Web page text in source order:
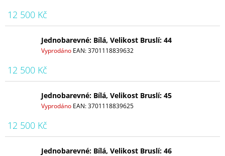
12 500 Kč
Jednobarevné: Bílá, Velikost Bruslí: 44
Vyprodáno EAN:3701118839632
12 500 Kč
Jednobarevné: Bílá, Velikost Bruslí: 45
Vyprodáno EAN:3701118839625
12 500 Kč
Jednobarevné: Bílá, Velikost Bruslí: 46